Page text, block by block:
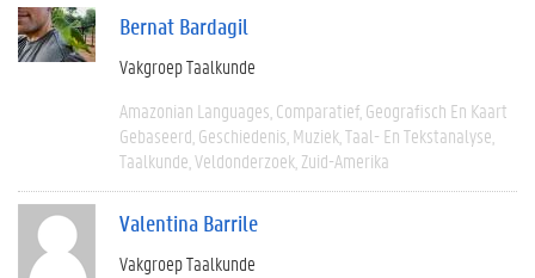
Bernat Bardagil
Vakgroep Taalkunde
Amazonian Languages Comparatief Geografisch En Kaart
Gebaseerd Geschiedenis Muziek Taal- En Tekstanalyse
Taalkunde Veldonderzoek Zuid-Amerika
Valentina Barrile
Vakgroep Taalkunde